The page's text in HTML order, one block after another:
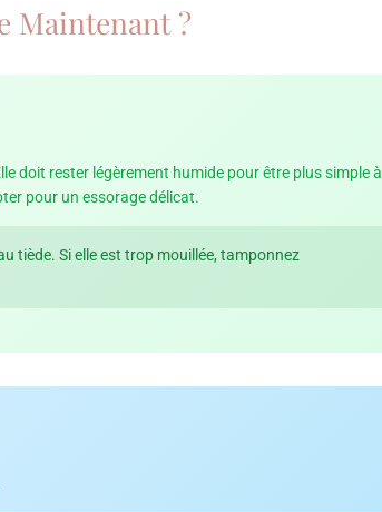
Maintenant ?
doit rester légèrement humide pour être plus simple à
pour un essorage délicat.
tiède. Si elle est trop mouillée, tamponnez